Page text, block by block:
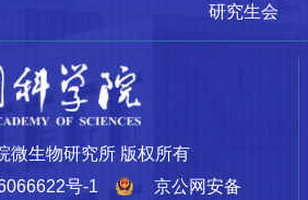
研究生会
微生物研究所 版权所有
号-1
京公网安备